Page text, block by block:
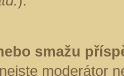
smažu
moderátor